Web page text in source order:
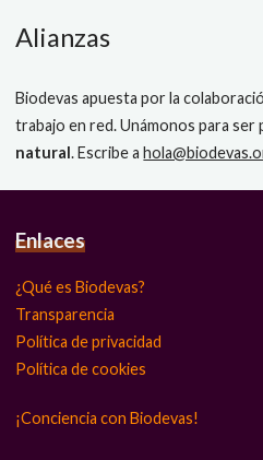
Alianzas
Biodevas apuesta por la
trabajo en red. Unámonos para ser
natural. Escribe a
Enlaces
¿Qué es Biodevas?
Transparencia
Política de privacidad
Política de cookies
¡Conciencia con Biodevas!